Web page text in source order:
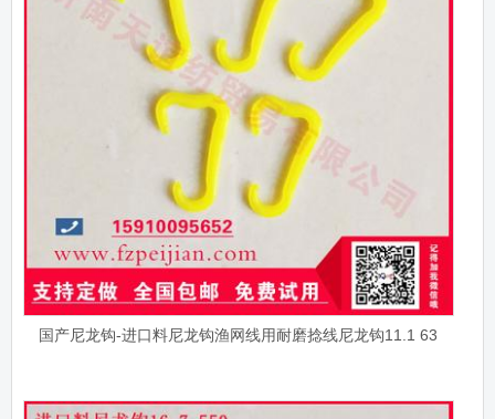
国产尼龙钩-进口料尼龙钩渔网线用耐磨捻线尼龙钩11.1 63